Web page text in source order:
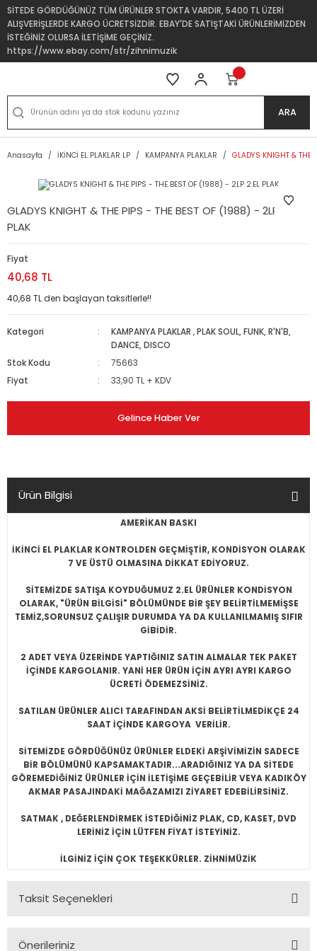
SİTEDE GÖRDÜĞÜNÜZ TÜM ÜRÜNLER STOKTA VARDIR, 5400 TL ÜZERİ
ALIŞVERİŞLERDE KARGO ÜCRETSİZDİR. EBAY'DE SATIŞTAKİ ÜRÜNLERİMİZDEN
İSTEĞİNİZ OLURSA İLETİŞİME GEÇİNİZ.
https://www.ebay.com/str/zihnimuzik
ARA
Anasayfa İKİNCİ EL PLAKLAR LP KAMPANYA PLAKLAR GLADYS KNIGHT & THE
GLADYS KNIGHT & THE PIPS - THE BEST OF (1988) - 2LP 2.EL
PLAK
Fiyat
40,68 TL
40,68 TL den başlayan taksitlerle!!
Kategori KAMPANYA PLAKLAR ,PLAK SOUL, FUNK, R'N'B,
DANCE, DISCO
Stok Kodu
75663
Fiyat
33,90 TL + KDV
Gelince Haber Ver
Ürün Bilgisi
AMERİKAN BASKI
İKİNCİ EL PLAKLAR KONTROLDEN GEÇMİŞTİR, KONDİSYON OLARAK
7 VE ÜSTÜ OLMASINA DİKKAT EDİYORUZ.
SİTEMİZDE SATIŞA KOYDUĞUMUZ 2.EL ÜRÜNLER KONDİSYON
OLARAK, "ÜRÜN BİLGİSİ" BÖLÜMÜNDE BİR ŞEY BELİRTİLMEMİŞSE
TEMİZ,SORUNSUZ ÇALIŞIR DURUMDA YA DA KULLANILMAMIŞ SIFIR
GİBİDİR.
2 ADET VEYA ÜZERİNDE YAPTIĞINIZ SATIN ALMALAR TEK PAKET
İÇİNDE KARGOLANIR. YANİ HER ÜRÜN İÇİN AYRI AYRI KARGO
ÜCRETİ ÖDEMEZSİNİZ.
SATILAN ÜRÜNLER ALICI TARAFINDAN AKSİ BELİRTİLMEDİKÇE 24
SAAT İÇİNDE KARGOYA VERİLİR.
SİTEMİZDE GÖRDÜĞÜNÜZ ÜRÜNLER ELDEKİ ARŞİVİMİZİN SADECE
BİR BÖLÜMÜNÜ KAPSAMAKTADIR...ARADIĞINIZ YA DA SİTEDE
GÖREMEDİĞİNİZ ÜRÜNLER İÇİN İLETİŞİME GEÇEBİLİR VEYA KADIKÖY
AKMAR PASAJINDAKİ MAĞAZAMIZI ZİYARET EDEBİLİRSİNİZ.
SATMAK , DEĞERLENDİRMEK İSTEDİĞİNİZ PLAK, CD, KASET, DVD
LERİNİZ İÇİN LÜTFEN FİYAT İSTEYİNİZ.
İLGİNİZ İÇİN ÇOK TEŞEKKÜRLER. ZİHNİMÜZİK
Taksit Seçenekleri
Önerileriniz